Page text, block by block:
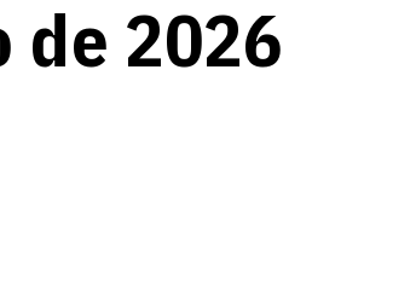
de 2026